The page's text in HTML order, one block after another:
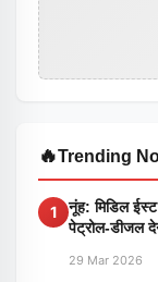
🔥Trending
1
नूंह: मिडिल
पेट्रोल-डीजल
29 Mar 2026